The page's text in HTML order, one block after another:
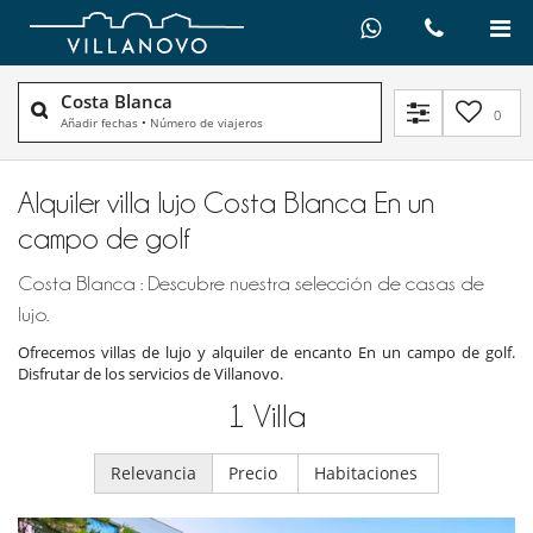
Costa Blanca
Añadir fechas • Número de viajeros 0
Alquiler villa lujo Costa Blanca En un
campo de golf
Costa Blanca : Descubre nuestra selección de casas de
lujo.
Ofrecemos villas de lujo y alquiler de encanto En un campo de golf.
Disfrutar de los servicios de Villanovo.
1 Villa
Relevancia Precio Habitaciones